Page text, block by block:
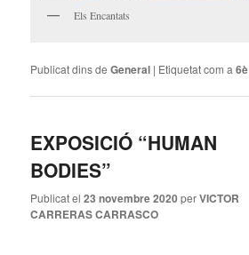
Els Encantats
Publicat dins de General | Etiquetat com a 6è
EXPOSICIÓ “HUMAN
BODIES”
Publicat el23 novembre 2020 perVICTOR
CARRERAS CARRASCO